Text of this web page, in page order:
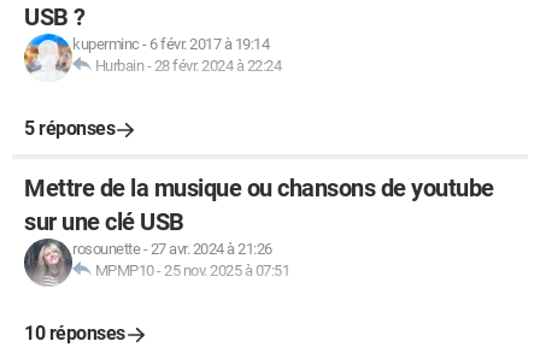
USB ?
kuperminc - 6 févr. 2017 à 19:14
Hurbain-28 févr. 2024 à 22:24
5 réponses
Mettre de la musique ou chansons de youtube
sur une clé USB
rosounette-27 avr. 2024 à 21:26
MPMP10-25 nov. 2025 à 07:51
10 réponses